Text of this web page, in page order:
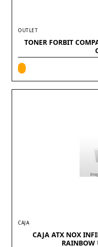
OUTLET
TONER FORBIT
CAJA
CAJA ATX NOX
RAINBOW